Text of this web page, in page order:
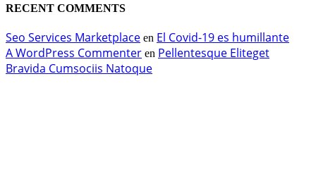
RECENT COMMENTS
Seo Services Marketplace en El Covid-19 es humillante
A WordPress Commenter en Pellentesque Eliteget
Bravida Cumsociis Natoque